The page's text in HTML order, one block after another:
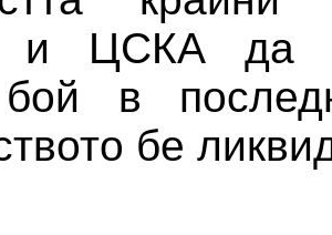
и ЦСКА да
в
бе